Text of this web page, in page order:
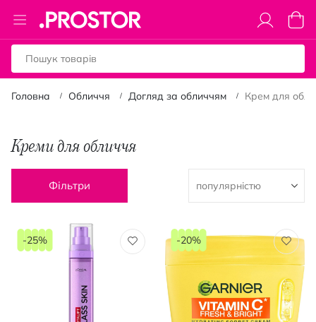
Toggle
Nav
Кошик
Головна Обличчя Догляд за обличчям Крем для
Креми для обличчя
Фільтри
-25% -20%